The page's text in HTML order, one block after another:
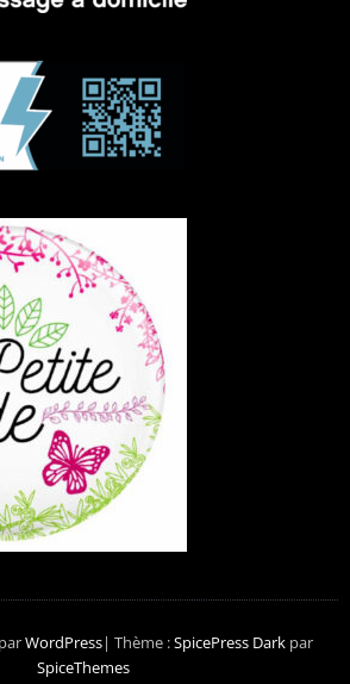
WordPress| Thème :SpicePress Darkpar
SpiceThemes